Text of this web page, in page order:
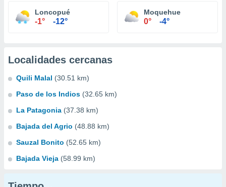
Loncopué
-1° -12°
Moquehue
0° -4°
Localidades cercanas
Quili Malal (30.51 km)
Paso de los Indios (32.65 km)
La Patagonia (37.38 km)
Bajada del Agrio (48.88 km)
Sauzal Bonito (52.65 km)
Bajada Vieja (58.99 km)